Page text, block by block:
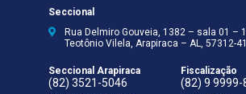
Seccional
Rua Delmiro Gouveia, 1382 – sala 01 –
Teotônio Vilela, Arapiraca – AL, 57312-
Seccional Arapiraca
(82) 3521-5046
Fiscalização
(82) 9 9999-